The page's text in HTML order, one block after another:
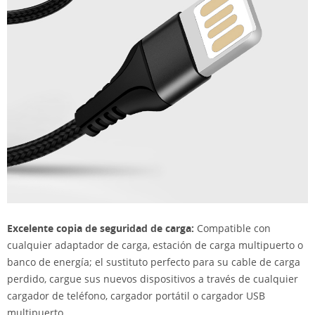
Excelente copia de seguridad de carga: Compatible con
cualquier adaptador de carga, estación de carga multipuerto o
banco de energía; el sustituto perfecto para su cable de carga
perdido, cargue sus nuevos dispositivos a través de cualquier
cargador de teléfono, cargador portátil o cargador USB
multipuerto.